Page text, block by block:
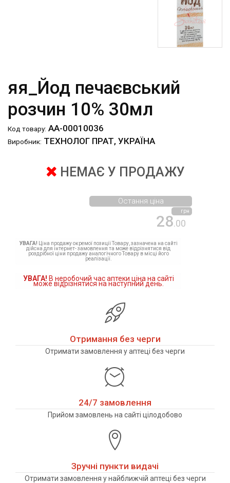
яя_Йод печаєвський
розчин 10% 30мл
Код товару: АА-00010036
Виробник: ТЕХНОЛОГ ПРАТ, УКРАЇНА
НЕМАЄ У ПРОДАЖУ
28.00
грн
Остання ціна
УВАГА! Ціна продажу окремої позиції Товару, зазначена на сайті
дійсна для інтернет- замовлення та може відрізнятися від
роздрібної ціни продажу аналогічного Товару в місці його
реалізації.
УВАГА! В неробочий час аптеки ціна на сайті
може відрізнятися на наступний день.
Отримання без черги
Отримати замовлення у аптеці без черги
24/7 замовлення
Прийом замовлень на сайті цілодобово
Зручні пункти видачі
Отримати замовлення у найближчій аптеці без черги